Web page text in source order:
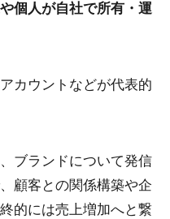
個人が自社で所有・運
カウントなどが代表的
ブランドについて発信
顧客との関係構築や企
的には売上増加へと繋